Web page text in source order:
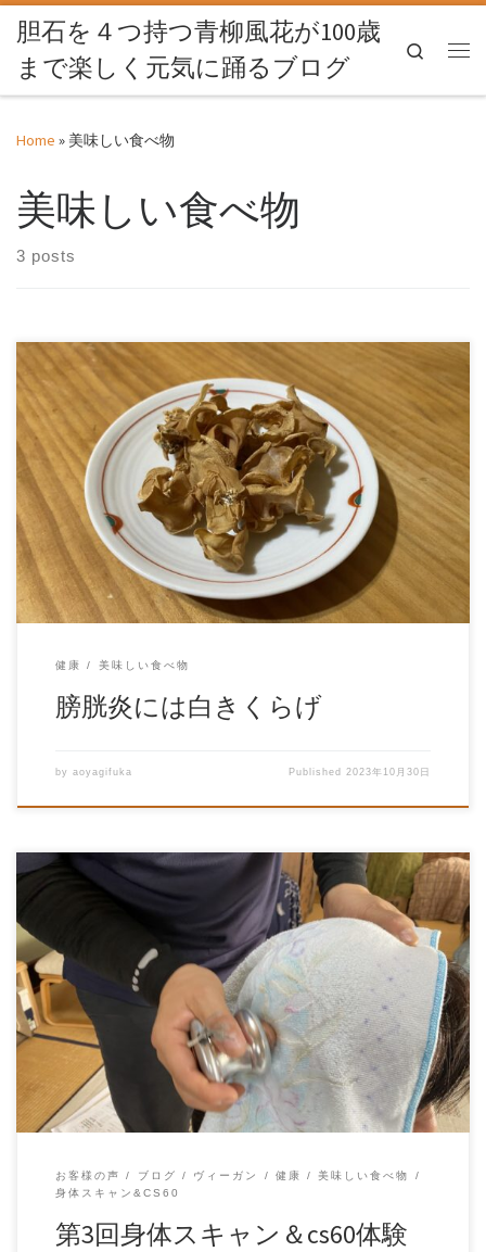
Skip to content
胆石を４つ持つ青柳風花が100歳
まで楽しく元気に踊るブログ
Search
Home » 美味しい食べ物
美味しい食べ物
3 posts
膀胱炎には「白きくらげ」がいい。 白きくらげは、17種類
のアミノ酸、 ビタミンB１・B２・Eや βグ […]
健康 美味しい食べ物
膀胱炎には白きくらげ
by aoyagifuka Published2023年10月30日
５分間身体スキャン
とCS60を広めて 元気に楽しく人生を
過ごす人を増やす青柳風花で […]
お客様の声 ブログ ヴィーガン 健康
美味しい食べ物
身体スキャン&CS60
第3回身体スキャン＆cs60体験